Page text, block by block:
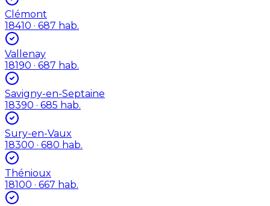
Clémont
18410 · 687 hab.
Vallenay
18190 · 687 hab.
Savigny-en-Septaine
18390 · 685 hab.
Sury-en-Vaux
18300 · 680 hab.
Thénioux
18100 · 667 hab.